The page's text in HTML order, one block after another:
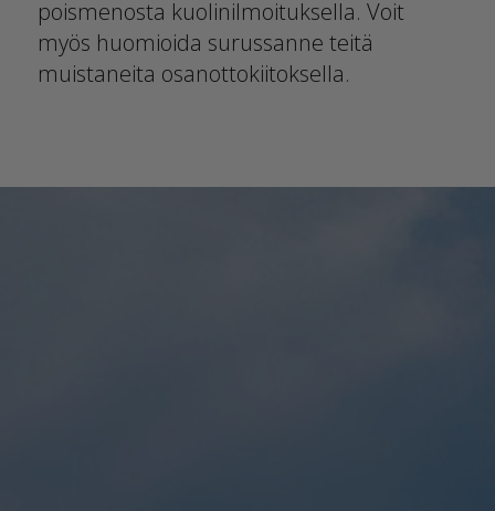
poismenosta kuolinilmoituksella. Voit
myös huomioida surussanne teitä
muistaneita osanottokiitoksella.